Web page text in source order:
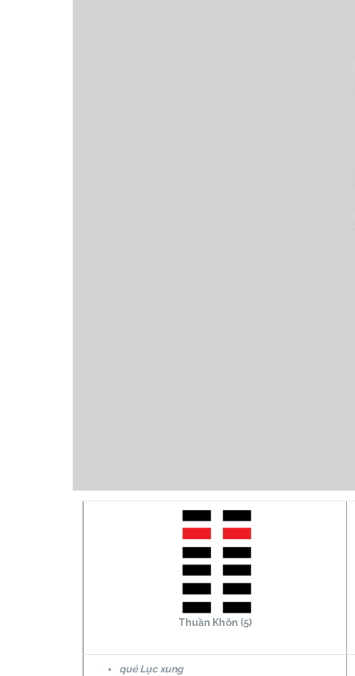
Thuần Khôn (5)
quẻ Lục xung